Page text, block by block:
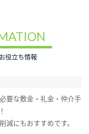
役立ち情報
要な敷金・礼金・仲介手
減にもおすすめです。